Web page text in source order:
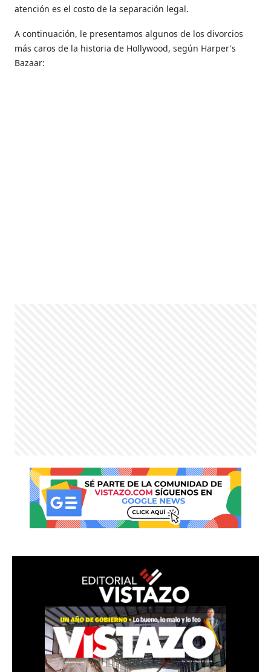
atención es el costo de la separación legal.
A continuación, le presentamos algunos de los divorcios
más caros de la historia de Hollywood, según Harper's
Bazaar: